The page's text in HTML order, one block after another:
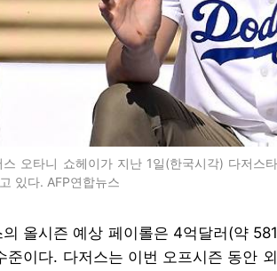
스 오타니 쇼헤이가 지난 1일(한국시각) 다저스
있다. AFP연합뉴스
의 올시즌 예상 페이롤은 4억달러(약
준이다. 다저스는 이번 오프시즌 동안